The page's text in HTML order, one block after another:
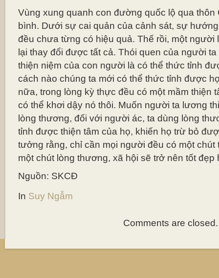
Vùng xung quanh con đường quốc lộ qua thôn
bình. Dưới sự cai quản của cảnh sát, sự
đều chưa từng có hiệu quả. Thế rồi, một người
lại thay đổi được tất cả. Thói quen của người
thiện niệm của con người là có thể thức tỉnh
cách nào chúng ta mới có thể thức tỉnh được
nữa, trong lòng kỳ thực đều có một mầm thiện
có thể khơi dậy nó thôi. Muốn người ta lương
lòng thương, đối với người ác, ta dùng lòng
tỉnh được thiện tâm của họ, khiến họ trừ bỏ
tưởng rằng, chỉ cần mọi người đều có một chút
một chút lòng thương, xã hội sẽ trở nên tốt đẹp
Nguồn: SKCĐ
In Suy Ngẫm
Comments are closed.